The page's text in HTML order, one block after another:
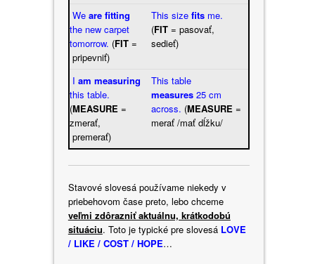
We are fitting
the new carpet
tomorrow. (FIT=
pripevniť)
This size fitsme.
(FIT= pasovať,
sedieť)
I am measuring
this table.
(MEASURE=
zmerať,
premerať)
This table
measures25 cm
across. (MEASURE=
merať /mať dĺžku/
Stavové slovesá používame niekedy v
priebehovom čase preto, lebo chceme
veľmi zdôrazniť aktuálnu, krátkodobú
situáciu. Toto je typické pre slovesá LOVE
/ LIKE / COST / HOPE…